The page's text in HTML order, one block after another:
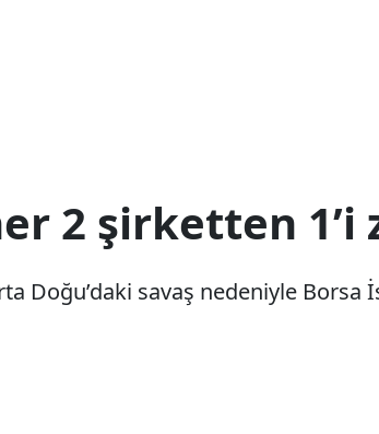
2 şirketten
Doğu’daki savaş nedeniyle Borsa